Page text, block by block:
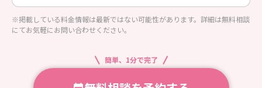
※掲載している料金情報は最新ではない可能性があります。詳細は無料相談
にてお気軽にお問い合わせください。
簡単、1分で完了